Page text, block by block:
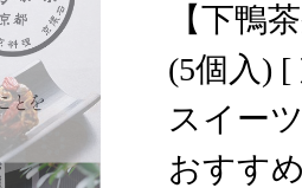
【下鴨
(5個入)
スイー
おすす